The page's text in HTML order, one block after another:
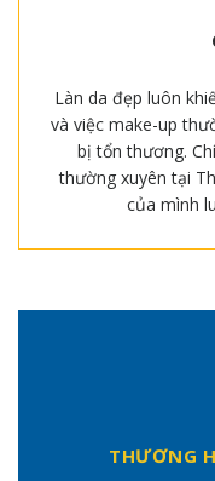
Làn da đẹp luôn
và việc make-up
bị tổn thương.
thường xuyên tại
của mình
THƯƠNG